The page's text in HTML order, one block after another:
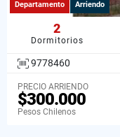
Departamento Arriendo
2
Dormitorios
9778460
PRECIO ARRIENDO
$300.000
Pesos Chilenos